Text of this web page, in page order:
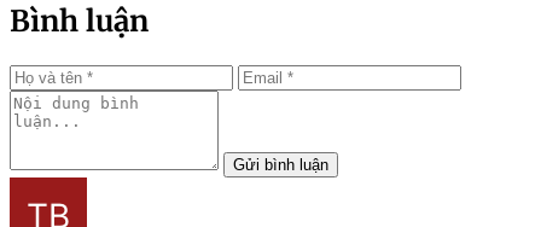
Bình luận
Gửi bình luận